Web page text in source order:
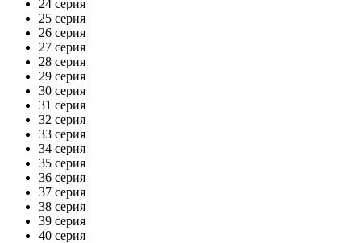
24 серия
25 серия
26 серия
27 серия
28 серия
29 серия
30 серия
31 серия
32 серия
33 серия
34 серия
35 серия
36 серия
37 серия
38 серия
39 серия
40 серия